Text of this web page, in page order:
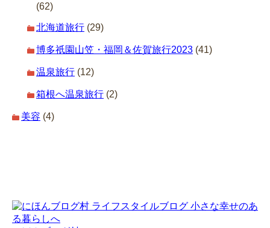
(62)
北海道旅行 (29)
博多祇園山笠・福岡＆佐賀旅行2023 (41)
温泉旅行 (12)
箱根へ温泉旅行 (2)
美容 (4)